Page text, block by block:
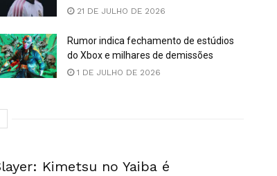
21 DE JULHO DE 2026
Rumor indica fechamento de estúdios
do Xbox e milhares de demissões
1 DE JULHO DE 2026
Kimetsu no Yaiba é